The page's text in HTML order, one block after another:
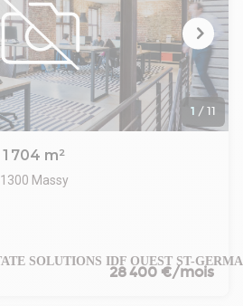
et d'avance
1 / 11
704 m²
Massy
propose à la location une surface de
quartier Atlantis et qui bénéficient
28 400 €/mois